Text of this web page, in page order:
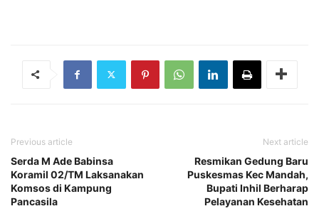
Previous article
Serda M Ade Babinsa
Koramil 02/TM Laksanakan
Komsos di Kampung
Pancasila
Next article
Resmikan Gedung Baru
Puskesmas Kec Mandah,
Bupati Inhil Berharap
Pelayanan Kesehatan